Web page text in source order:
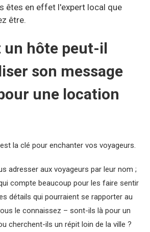
êtes en effet l'expert local que
être.
un hôte peut-il
son message
une location
la clé pour enchanter vos voyageurs.
adresser aux voyageurs par leur nom ;
compte beaucoup pour les faire sentir
détails qui pourraient se rapporter au
le connaissez – sont-ils là pour un
cherchent-ils un répit loin de la ville ?